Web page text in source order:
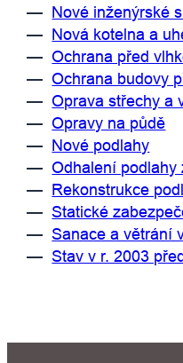
— Nové inženýrské
— Nová kotelna a
—Ochrana před
—Ochrana budovy
—Oprava střechy a
—Opravy na půdě
— Nové podlahy
—Odhalení podlahy
— Rekonstrukce
—Statické
—Sanace a větrání
—Stav v r. 2003